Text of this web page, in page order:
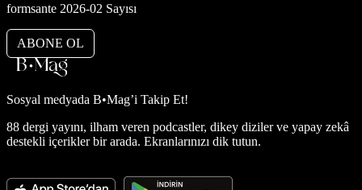
formsante 2026-02 Sayısı
ABONE OL
Sosyal medyada B•Mag’i Takip Et!
88 dergi yayını, ilham veren podcastler, dikey diziler ve yapay zekâ
destekli içerikler bir arada. Ekranlarınızı dik tutun.